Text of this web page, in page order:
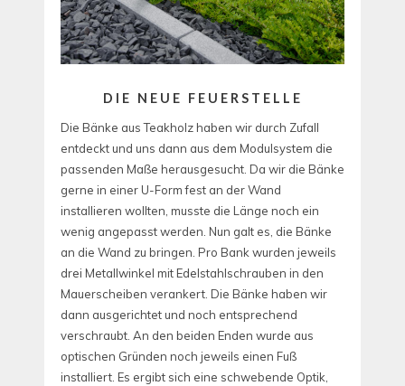
DIE NEUE FEUERSTELLE
Die Bänke aus Teakholz haben wir durch Zufall
entdeckt und uns dann aus dem Modulsystem die
passenden Maße herausgesucht. Da wir die Bänke
gerne in einer U-Form fest an der Wand
installieren wollten, musste die Länge noch ein
wenig angepasst werden. Nun galt es, die Bänke
an die Wand zu bringen. Pro Bank wurden jeweils
drei Metallwinkel mit Edelstahlschrauben in den
Mauerscheiben verankert. Die Bänke haben wir
dann ausgerichtet und noch entsprechend
verschraubt. An den beiden Enden wurde aus
optischen Gründen noch jeweils einen Fuß
installiert. Es ergibt sich eine schwebende Optik,